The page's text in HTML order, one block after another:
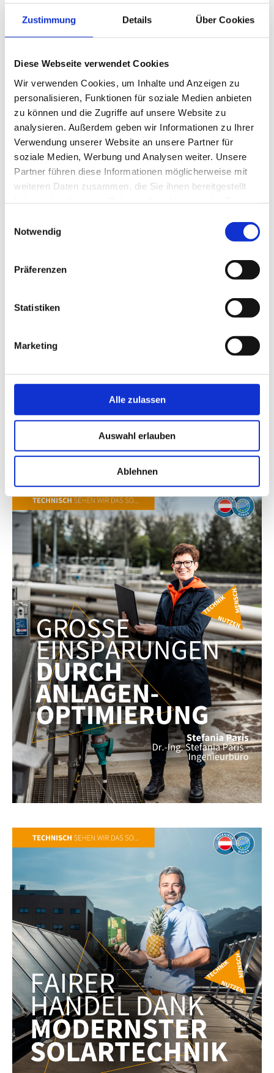
Zustimmung Details Über Cookies
Diese Webseite verwendet Cookies
Wir verwenden Cookies, um Inhalte und Anzeigen zu
personalisieren, Funktionen für soziale Medien anbieten
zu können und die Zugriffe auf unsere Website zu
analysieren. Außerdem geben wir Informationen zu Ihrer
Verwendung unserer Website an unsere Partner für
soziale Medien, Werbung und Analysen weiter. Unsere
Partner führen diese Informationen möglicherweise mit
weiteren Daten zusammen, die Sie ihnen bereitgestellt
Notwendig
Präferenzen
Statistiken
Marketing
Alle zulassen
Auswahl erlauben
Ablehnen
https://www.ingenieurbueros.at/vorarlberg/de/kampag
ne/kampagne-2024